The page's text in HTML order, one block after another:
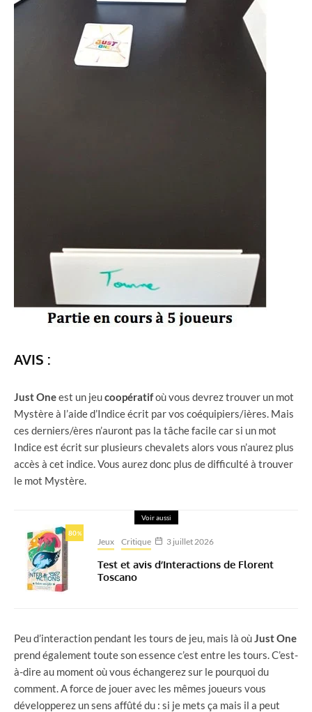
AVIS :
JustOneest un jeucoopératifoù vous devrez trouver un mot
Mystère à l’aide d’Indice écrit par vos coéquipiers/ières. Mais
ces derniers/ères n’auront pas la tâche facile car si un mot
Indice est écrit sur plusieurs chevalets alors vous n’aurez plus
accès à cet indice. Vous aurez donc plus de difficulté à trouver
le mot Mystère.
Voir aussi
80%
Jeux Critique 3 juillet 2026
Test et avis d’Interactions de Florent
Toscano
Peu d’interaction pendant les tours de jeu, mais là oùJustOne
prend également toute son essence c’est entre les tours. C’est-
à-dire au moment où vous échangerez sur le pourquoi du
comment. A force de jouer avec les mêmes joueurs vous
développerez un sens affûté du : si je mets ça mais il a peut